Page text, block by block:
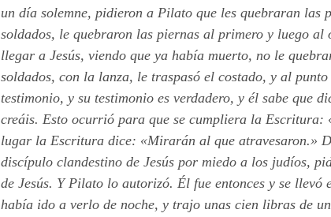
un día solemne, pidieron a Pilato que les quebraran las
soldados, le quebraron las piernas al primero y luego
llegar a Jesús, viendo que ya había muerto, no le
soldados, con la lanza, le traspasó el costado, y al
testimonio, y su testimonio es verdadero, y él sabe que
creáis. Esto ocurrió para que se cumpliera la Escritura:
lugar la Escritura dice: «Mirarán al que atravesaron.»
discípulo clandestino de Jesús por miedo a los judíos,
de Jesús. Y Pilato lo autorizó. Él fue entonces y se
había ido a verlo de noche, y trajo unas cien libras de